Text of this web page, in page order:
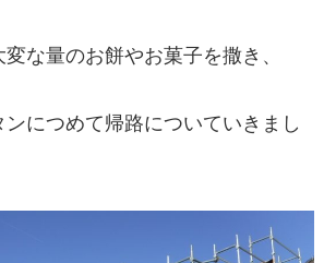
な量のお餅やお菓子を撒き、
ンにつめて帰路についていきまし